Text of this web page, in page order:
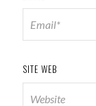
SITE WEB